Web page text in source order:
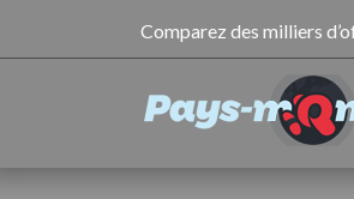
Comparez des milliers